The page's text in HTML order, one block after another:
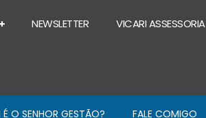
NEWSLETTER VICARI ASSESSORIA
O SENHOR GESTÃO? FALE COMIGO